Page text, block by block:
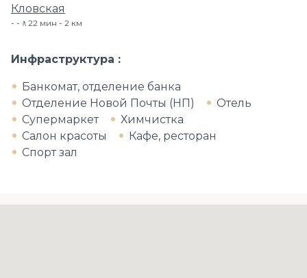
Кловская
-🚶22 мин - 2 км
Инфраструктура
Банкомат, отделение банка
Отделение Новой Почты (НП)
Отель
Супермаркет
Химчистка
Салон красоты
Кафе, ресторан
Спорт зал